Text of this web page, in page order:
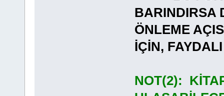
BARINDIRSA
ÖNLEME
İÇİN,
NOT(2):